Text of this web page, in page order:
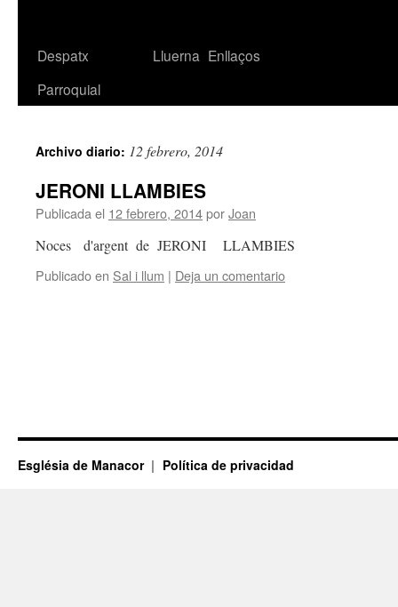
Despatx
Parroquial
Lluerna Enllaços
Archivo diario: 12 febrero, 2014
JERONI LLAMBIES
Publicada el 12 febrero, 2014porJoan
Noces d'argent de JERONI LLAMBIES
Publicado en Sal i llum | Deja un comentario
Església de Manacor Política de privacidad